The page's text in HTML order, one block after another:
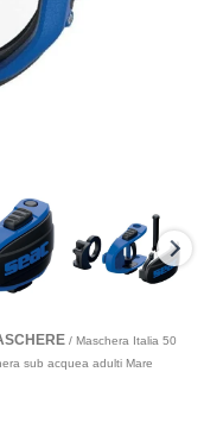
/ Maschera Italia 50
sub acquea adulti Mare